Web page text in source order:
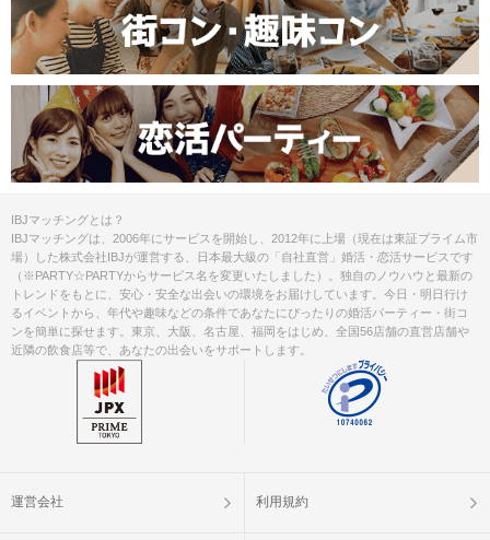
について
額のキャンセル料が発生します。
掲載開始日：2024/10/11
IBJマッチングとは？
IBJマッチングは、2006年にサービスを開始し、2012年に上場（現在は東証プライム市
場）した株式会社IBJが運営する、日本最大級の「自社直営」婚活・恋活サービスです
（※PARTY☆PARTYからサービス名を変更いたしました）。独自のノウハウと最新の
トレンドをもとに、安心・安全な出会いの環境をお届けしています。今日・明日行け
るイベントから、年代や趣味などの条件であなたにぴったりの婚活パーティー・街コ
ンを簡単に探せます。東京、大阪、名古屋、福岡をはじめ、全国56店舗の直営店舗や
近隣の飲食店等で、あなたの出会いをサポートします。
運営会社 利用規約